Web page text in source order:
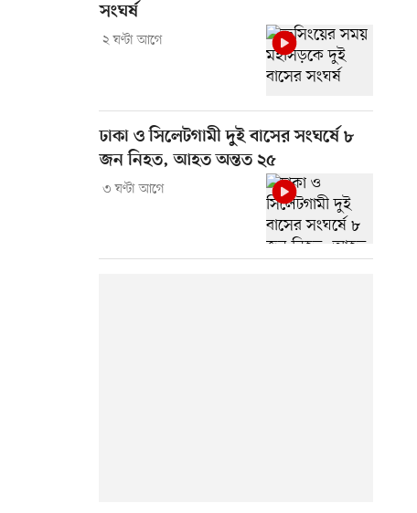
সংঘর্ষ
২ ঘণ্টা আগে
ঢাকা ও সিলেটগামী দুই বাসের সংঘর্ষে ৮
জন নিহত, আহত অন্তত ২৫
৩ ঘণ্টা আগে